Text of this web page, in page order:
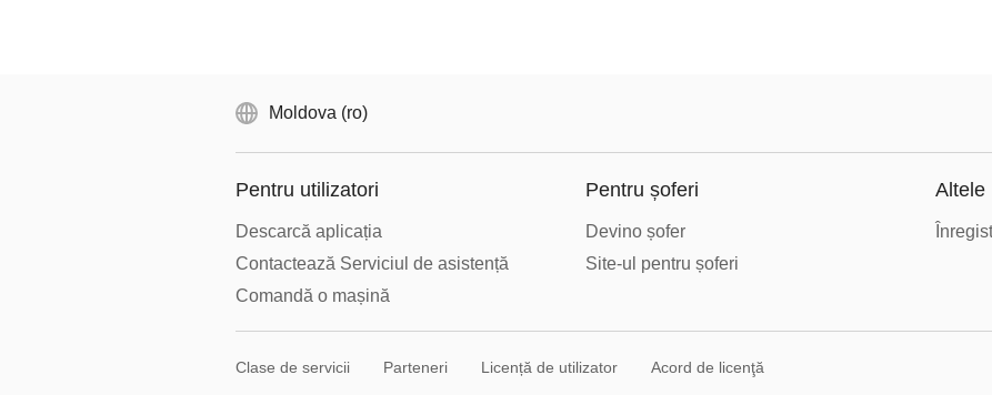
Moldova (ro)
Pentru utilizatori
Descarcă aplicația
Contactează Serviciul de asistență
Comandă o mașină
Pentru șoferi
Devino șofer
Site-ul pentru șoferi
Altele
Clase de servicii Parteneri Licență de utilizator Acord de licenţă